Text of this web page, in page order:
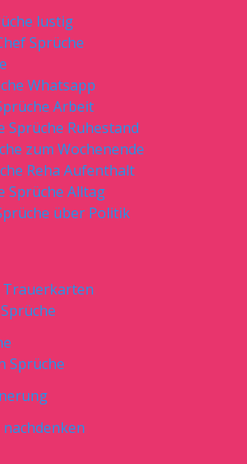
lustig
Sprüche
Whatsapp
Arbeit
Sprüche Ruhestand
zum Wochenende
Reha Aufenthalt
Sprüche Alltag
über Politik
Trauerkarten
Sprüche